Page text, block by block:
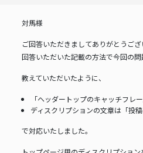
対馬様
ご回答いただきましてありがとうござ
回答いただいた記載の方法で今回の問
教えていただいたように、
「ヘッダートップのキャッチフレ
ディスクリプションの文章は「投
で対応いたしました。